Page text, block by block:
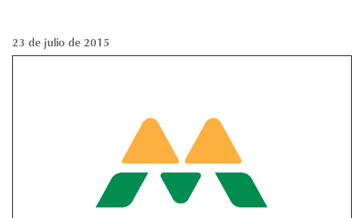
23 de julio de 2015